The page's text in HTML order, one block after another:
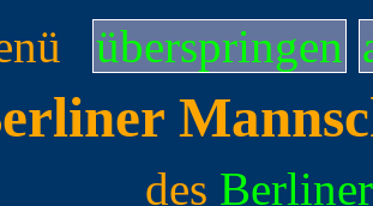
überspringen
des